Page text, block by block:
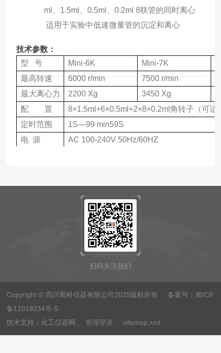
ml
1.5ml 、0.5ml 、0.2ml 8联管的同时离心
适用于实验中低速微量管的沉淀和离心
技术参数：
型
号 Mini-6K Mini-7K
最高转速
6000 r/min 7500 r/min
最大离心力
2200 Xg 3450Xg
配
置
8×1.5ml+6×0.5ml+2×8×0.2ml角转子（可适
定时范围
1S—99 min59S
电 源 AC 100-240V 50Hz/60HZ
扫码关注我们
Copyright © 四川蜀科仪器有限公司2025版权所有 备案号： 蜀ICP
备11019234号-5
技术支持：化工仪器网 管理登录 sitemap.xml